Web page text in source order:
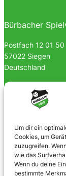
Um dir ein
Cookies, um
zuzugreifen.
wie das
Wenn du deine
bestimmte
Bürbacher
Postfach 12 01 50
57022 Siegen
Deutschland
SOZIALE
Facebook
Instagram